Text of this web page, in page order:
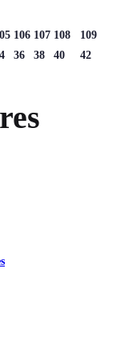
106 107 108
109
36 38 40 42